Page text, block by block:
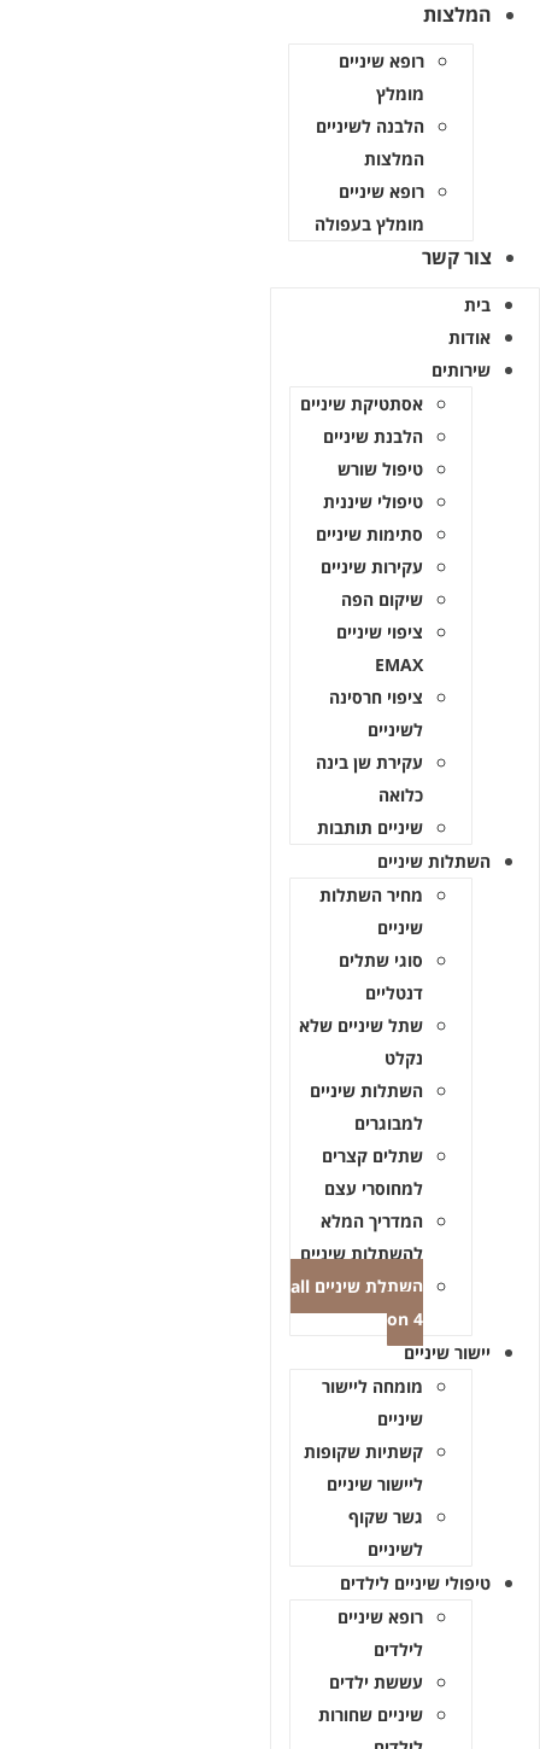
המלצות
רופא שיניים
מומלץ
הלבנה לשיניים
המלצות
רופא שיניים
מומלץ בעפולה
צור קשר
בית
אודות
שירותים
אסתטיקת שיניים
הלבנת שיניים
טיפול שורש
טיפולי שיננית
סתימות שיניים
עקירות שיניים
שיקום הפה
ציפוי שיניים
EMAX
ציפוי חרסינה
לשיניים
עקירת שן בינה
כלואה
שיניים תותבות
השתלות שיניים
מחיר השתלות
שיניים
סוגי שתלים
דנטליים
שתל שיניים שלא
נקלט
השתלות שיניים
למבוגרים
שתלים קצרים
למחוסרי עצם
המדריך המלא
להשתלות שיניים
השתלת שיניים all
on 4
יישור שיניים
מומחה ליישור
שיניים
קשתיות שקופות
ליישור שיניים
גשר שקוף
לשיניים
טיפולי שיניים לילדים
רופא שיניים
לילדים
עששת ילדים
שיניים שחורות